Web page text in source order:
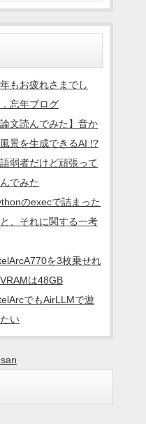
もお疲れさまでし
忘年ブログ
論文読んでみた】音か
景を生成できるAI !?
弱者だけど頑張って
でみた
のexecで詰まった
、それに関する一考
を3枚乗せれ
は48GB
でもAirLLMで遊
い